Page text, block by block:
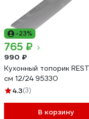
-23%
765 ₽
990 ₽
Кухонный топорик
см 12/24 95330
4.3(3)
В корзину